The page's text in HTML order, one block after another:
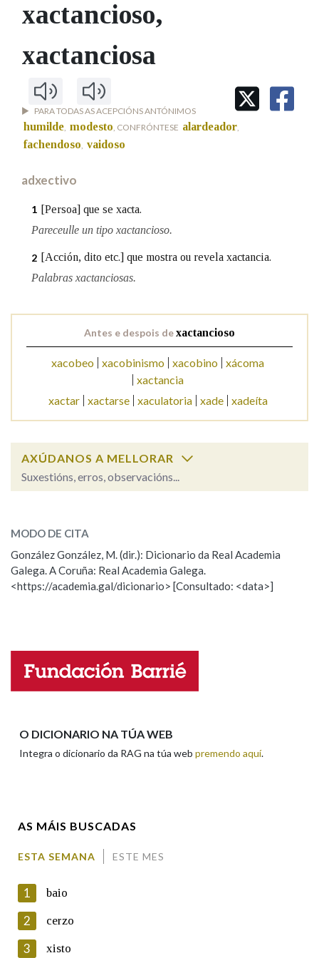
MARCIAL DEL ADALID
BAZÁN
FIGURAS HOMENAXEADAS
60 ANOS DLG
PRIMAVERA DAS LETRAS
PORTAL DAS PALABRAS
Facebook
TwitterYoutubeInstagram
Bluesky
BUSCAR NOS LEMAS
Comeza por
Remata por
BUSCAR NO CONTIDO
Na fraseoloxía
OUTRAS OPCIÓNS DE BUSCA
Marcas gramaticais
LIMPAR
xactancioso,
xactanciosa
PARA TODAS AS ACEPCIÓNS ANTÓNIMOS
humilde, modesto, CONFRÓNTESE alardeador,
fachendoso, vaidoso
adxectivo
1 [Persoa] que se xacta.
Pareceulle un tipo xactancioso.
2 [Acción, dito etc.] que mostra ou revela xactancia.
Palabras xactanciosas.
Antes e despois dexactancioso
xacobeo xacobinismo xacobino xácoma
xactancia
xactar
xactarse xaculatoria xade xadeíta
AXÚDANOS A MELLORAR
Suxestións, erros, observacións...
ESCOLLE UNHA OPCIÓN:
Observación Hai un erro na palabra
Propoño mellorar a definición
Nome
MODO DE CITA
González González, M. (dir.): Dicionario da Real Academia
Galega. A Coruña: Real Academia Galega.
<https://academia.gal/dicionario> [Consultado: <data>]
O DICIONARIO NA TÚA WEB
Integra o dicionario da RAG na túa web premendo aquí.
AS MÁIS BUSCADAS
ESTA SEMANA ESTE MES
1 baio
2 cerzo
3 xisto